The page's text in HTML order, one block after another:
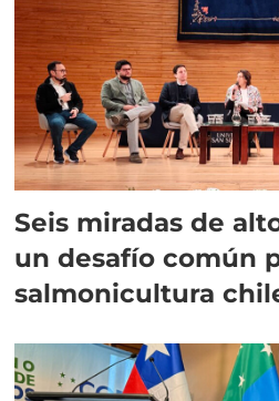
Seis miradas de
un desafío común
salmonicultura